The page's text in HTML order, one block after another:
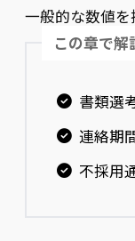
一般的な数値
この章で解
書類選
連絡期
不採用